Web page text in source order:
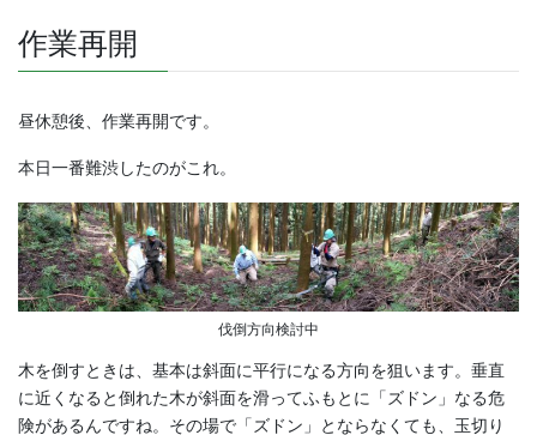
作業再開
昼休憩後、作業再開です。
本日一番難渋したのがこれ。
伐倒方向検討中
木を倒すときは、基本は斜面に平行になる方向を狙います。垂直
に近くなると倒れた木が斜面を滑ってふもとに「ズドン」なる危
険があるんですね。その場で「ズドン」とならなくても、玉切り